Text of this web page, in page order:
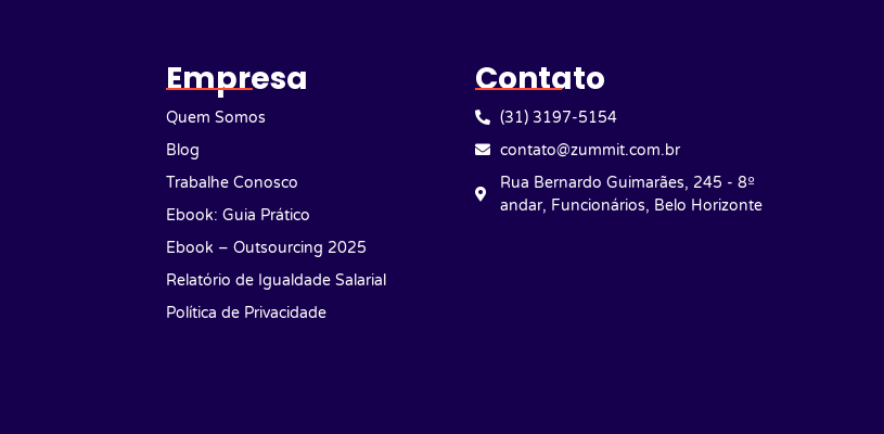
Empresa
Quem Somos
Blog
Trabalhe Conosco
Ebook: Guia Prático
Ebook – Outsourcing 2025
Relatório de Igualdade Salarial
Política de Privacidade
Contato
(31) 3197-5154
contato@zummit.com.br
Rua Bernardo Guimarães, 245 - 8º
andar, Funcionários, Belo Horizonte